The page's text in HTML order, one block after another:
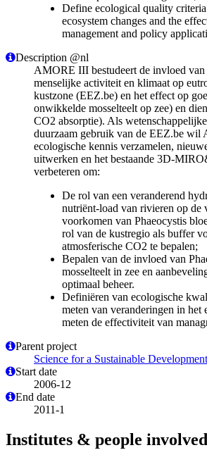
Define ecological quality
ecosystem changes and the
management and policy
Description @nl
AMORE III bestudeert de invloed van
menselijke activiteit en klimaat op
kustzone (EEZ.be) en het effect op
onwikkelde mosselteelt op zee) en
CO2 absorptie). Als
duurzaam gebruik van de EEZ.be
ecologische kennis verzamelen,
uitwerken en het bestaande 3D-
verbeteren om:
De rol van een veranderend
nutriënt-load van rivieren op de
voorkomen van Phaeocystis
rol van de kustregio als buffer
atmosferische CO2 te bepalen;
Bepalen van de invloed van
mosselteelt in zee en
optimaal beheer.
Definiëren van ecologische
meten van veranderingen in het
meten de effectiviteit van
Parent project
Science for a Sustainable Development
Start date
2006-12
End date
2011-1
Institutes & people involved